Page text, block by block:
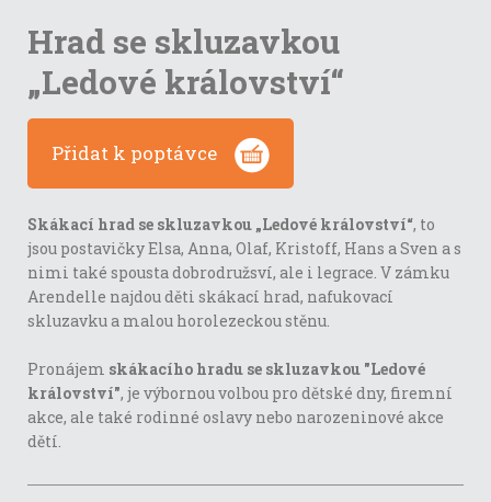
Hrad se skluzavkou
„Ledové království“
Přidat k poptávce
Skákací hrad se skluzavkou „Ledové království“, to
jsou postavičky Elsa, Anna, Olaf, Kristoff, Hans a Sven a s
nimi také spousta dobrodružsví, ale i legrace. V zámku
Arendelle najdou děti skákací hrad, nafukovací
skluzavku a malou horolezeckou stěnu.
Pronájem skákacího hradu se skluzavkou "Ledové
království", je výbornou volbou pro dětské dny, firemní
akce, ale také rodinné oslavy nebo narozeninové akce
dětí.